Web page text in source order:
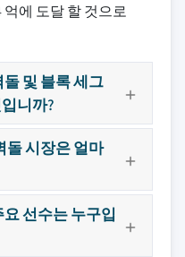
억에 도달 할 것으로
및 블록 세그
니까?
돌 시장은 얼마
선수는 누구입